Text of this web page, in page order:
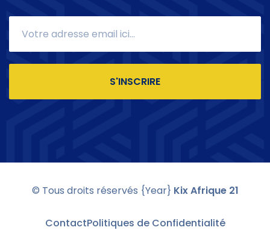
S'INSCRIRE
© Tous droits réservés {Year} Kix Afrique 21
ContactPolitiques de Confidentialité